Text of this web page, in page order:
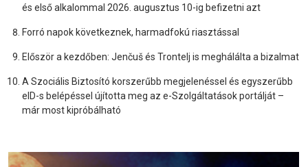
és első alkalommal 2026. augusztus 10-ig befizetni azt
Forró napok következnek, harmadfokú riasztással
Először a kezdőben: Jenčuš és Trontelj is meghálálta a bizalmat
A Szociális Biztosító korszerűbb megjelenéssel és egyszerűbb
eID-s belépéssel újította meg az e-Szolgáltatások portálját –
már most kipróbálható